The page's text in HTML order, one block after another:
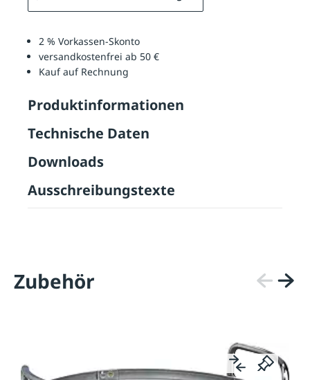
2 % Vorkassen-Skonto
versandkostenfrei ab 50 €
Kauf auf Rechnung
Produktinformationen
Technische Daten
Downloads
Ausschreibungstexte
Zubehör